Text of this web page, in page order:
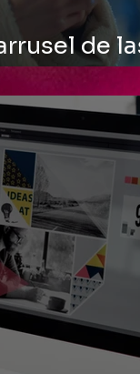
de
y